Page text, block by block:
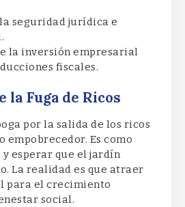
seguridad jurídica e
la inversión empresarial
fiscales.
la Fuga de Ricos
por la salida de los ricos
empobrecedor. Es como
esperar que el jardín
La realidad es que atraer
para el crecimiento
social.